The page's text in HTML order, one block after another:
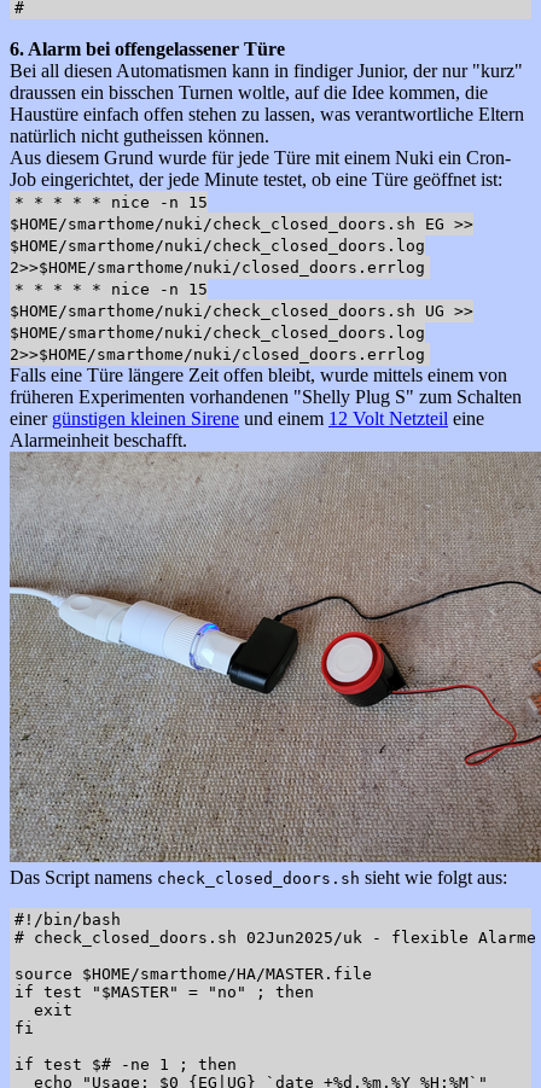
6. Alarm bei offengelassener Türe
Bei all diesen Automatismen kann in findiger Junior, der nur "kurz"
draussen ein bisschen Turnen woltle, auf die Idee kommen, die
Haustüre einfach offen stehen zu lassen, was verantwortliche Eltern
natürlich nicht gutheissen können.
Aus diesem Grund wurde für jede Türe mit einem Nuki ein Cron-
Job eingerichtet, der jede Minute testet, ob eine Türe geöffnet ist:
* * * * * nice -n 15
$HOME/smarthome/nuki/check_closed_doors.sh EG >>
$HOME/smarthome/nuki/check_closed_doors.log
2>>$HOME/smarthome/nuki/closed_doors.errlog
* * * * * nice -n 15
$HOME/smarthome/nuki/check_closed_doors.sh UG >>
$HOME/smarthome/nuki/check_closed_doors.log
2>>$HOME/smarthome/nuki/closed_doors.errlog
Falls eine Türe längere Zeit offen bleibt, wurde mittels einem von
früheren Experimenten vorhandenen "Shelly Plug S" zum Schalten
einer günstigen kleinen Sirene und einem 12 Volt Netzteil eine
Alarmeinheit beschafft.
Das Script namens check_closed_doors.sh sieht wie folgt aus:
#!/bin/bash
# check_closed_doors.sh 02Jun2025/uk - flexible Alarme
source $HOME/smarthome/HA/MASTER.file
if test "$MASTER" = "no" ; then
  exit
fi
if test $# -ne 1 ; then
  echo "Usage: $0 {EG|UG} `date +%d.%m.%Y_%H:%M`"